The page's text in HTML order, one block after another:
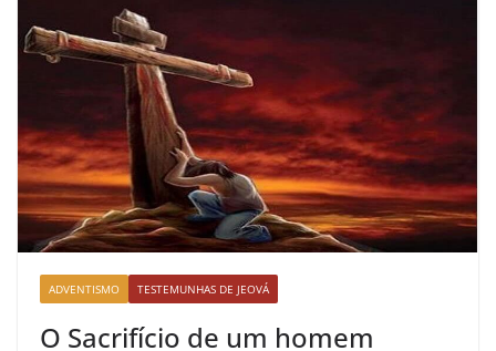
ADVENTISMO TESTEMUNHAS DE JEOVÁ
O Sacrifício de um homem